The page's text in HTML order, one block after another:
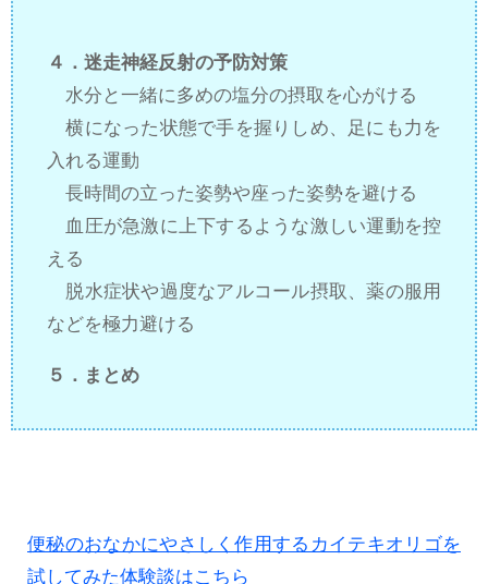
４．迷走神経反射の予防対策
水分と一緒に多めの塩分の摂取を心がける
横になった状態で手を握りしめ、足にも力を
入れる運動
長時間の立った姿勢や座った姿勢を避ける
血圧が急激に上下するような激しい運動を控
える
脱水症状や過度なアルコール摂取、薬の服用
などを極力避ける
５．まとめ
便秘のおなかにやさしく作用するカイテキオリゴを
試してみた体験談はこちら